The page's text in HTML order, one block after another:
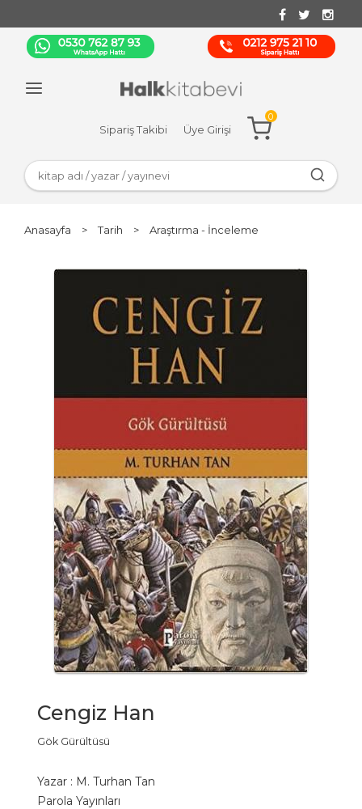
Sipariş Takibi Üye Girişi
0
Anasayfa > Tarih > Araştırma - İnceleme
Cengiz Han
Gök Gürültüsü
Yazar : M. Turhan Tan
Parola Yayınları